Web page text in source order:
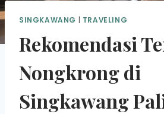
SINGKAWANG | TRAVELING
Rekomendasi
Nongkrong di
Singkawang